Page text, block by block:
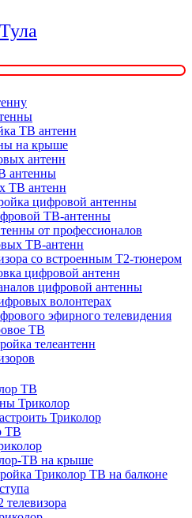
ТВ антенн
на крыше
антенн
антенны
ТВ антенн
цифровой антенны
ТВ-антенны
от профессионалов
ТВ-антенн
со встроенным T2-тюнером
цифровой антенн
цифровой антенны
волонтерах
эфирного телевидения
ТВ
телеантенн
ТВ
Триколор
Триколор
ТВ
ТВ на крыше
Триколор ТВ на балконе